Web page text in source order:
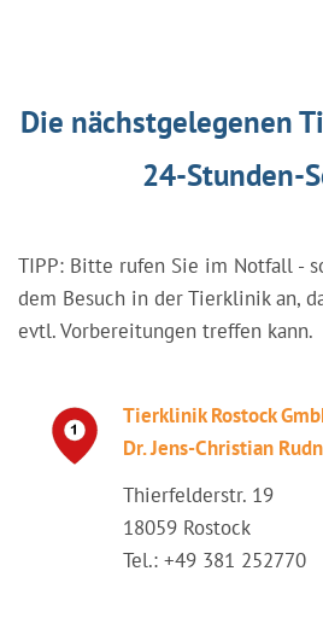
Die nächstgelegenen
24-Stunden-
TIPP: Bitte rufen Sie im Notfall -
dem Besuch in der Tierklinik an,
evtl. Vorbereitungen treffen kann.
Tierklinik Rostock
Dr. Jens-Christian
Thierfelderstr. 19
18059 Rostock
Tel.: +49 381 252770